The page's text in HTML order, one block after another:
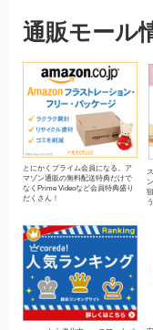
通販モール
とにかくプライム会員になる。ア
マゾン通販の無料配送特典だけで
なくPrime Videoなど会員特典盛り
だくさん！